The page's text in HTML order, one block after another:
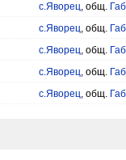
с.Яворец, общ.
с.Яворец, общ.
с.Яворец, общ.
с.Яворец, общ.
с.Яворец, общ.